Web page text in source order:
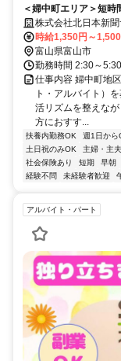
＜婦中町エリア＞短
けやすい環境／幅広い
株式会社北日本新
時給1,350円～
富山県富山市
勤務時間 2:30～
仕事内容 婦中町地
ト・アルバイト）
活リズムを整えな
方におすす...
扶養内勤務OK 週1日から
土日祝のみOK
主婦・主
社会保険あり
短期 早朝
経験不問
未経験者歓迎
アルバイト・パート